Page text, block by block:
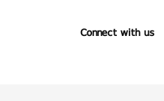
Connect with us